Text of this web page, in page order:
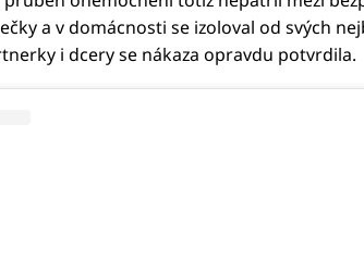
a v domácnosti se izoloval od svých
i dcery se nákaza opravdu potvrdila.